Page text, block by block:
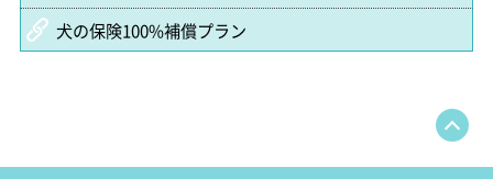
犬の保険100%補償プラン